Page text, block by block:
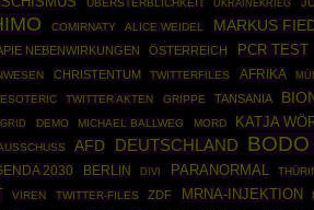
ÜBERSTERBLICHKEIT UKRAINEKRIEG
COMIRNATY ALICE WEIDEL MARKUS
NEBENWIRKUNGEN
ÖSTERREICH PCR TEST
CHRISTENTUM TWITTERFILES AFRIKA
ESOTERIC TWITTER AKTEN GRIPPE TANSANIA
DEMO MICHAEL BALLWEG MORD KATJA
AFD DEUTSCHLAND
2030 BERLIN DIVI PARANORMAL
VIREN TWITTER-FILES ZDF MRNA-INJEKTION